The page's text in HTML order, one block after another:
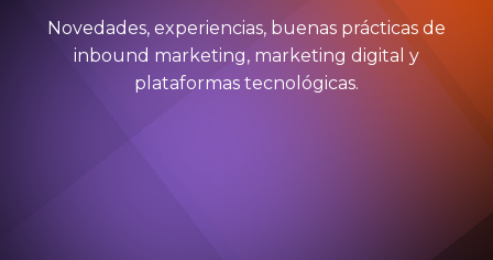
Novedades, experiencias, buenas prácticas de
inbound marketing, marketing digital y
plataformas tecnológicas.